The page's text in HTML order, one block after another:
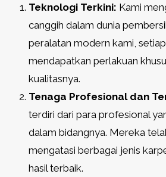
Teknologi Terkini: Kami
canggih dalam dunia
peralatan modern kami,
mendapatkan perlakuan
kualitasnya.
Tenaga Profesional dan
terdiri dari para profesional
dalam bidangnya. Mereka
mengatasi berbagai jenis
hasil terbaik.